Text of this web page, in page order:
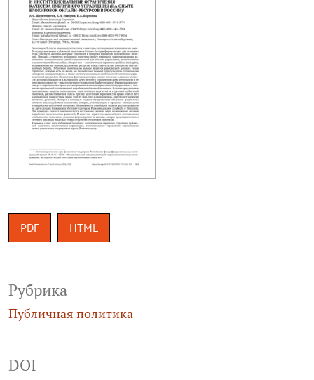
PDF HTML
Рубрика
Публичная политика
DOI